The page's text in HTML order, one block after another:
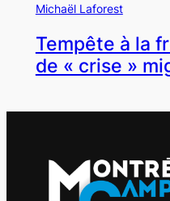
Michaël Laforest
Tempête à la
de « crise »